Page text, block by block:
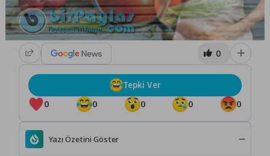
0
0 0 0 0 0
Tepki Ver
Yazı Özetini Göster